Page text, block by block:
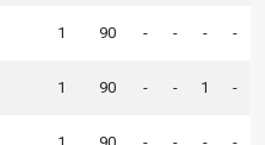
1 90 - - - -
1 90 - - 1 -